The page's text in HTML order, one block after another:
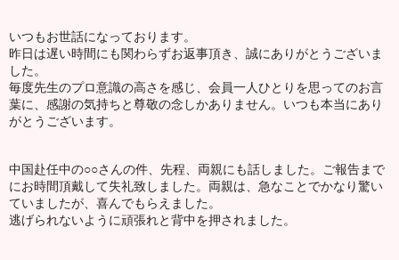
いつもお世話になっております。
昨日は遅い時間にも関わらずお返事頂き、誠にありがとうございま
した。
毎度先生のプロ意識の高さを感じ、会員一人ひとりを思ってのお言
葉に、感謝の気持ちと尊敬の念しかありません。いつも本当にあり
がとうございます。
中国赴任中の○○さんの件、先程、両親にも話しました。ご報告まで
にお時間頂戴して失礼致しました。両親は、急なことでかなり驚い
ていましたが、喜んでもらえました。
逃げられないように頑張れと背中を押されました。